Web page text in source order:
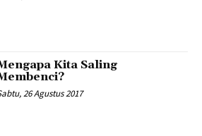
Kita Saling
26 Agustus 2017